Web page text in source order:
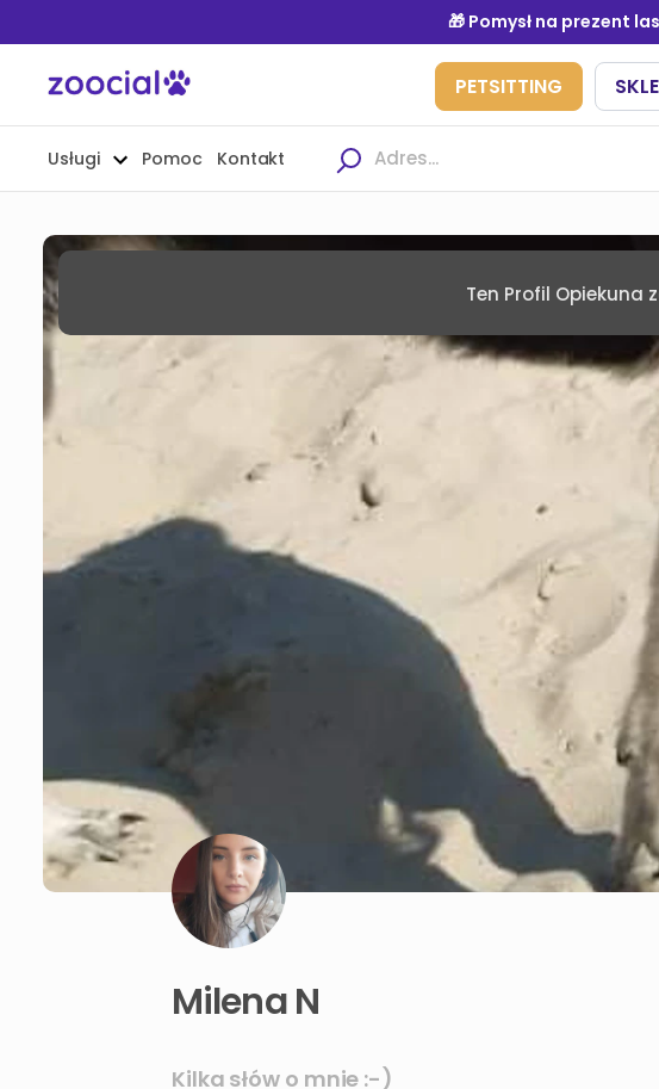
Usługi Pomoc Kontakt
Ten Profil Opiekuna
Milena N
Kilka słów o mnie :-)